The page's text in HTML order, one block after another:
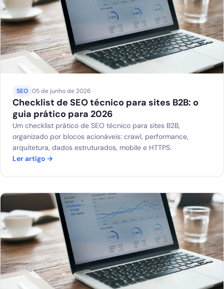
SEO 05 de junho de 2026
Checklist de SEO técnico para sites B2B: o
guia prático para 2026
Um checklist prático de SEO técnico para sites B2B,
organizado por blocos acionáveis: crawl, performance,
arquitetura, dados estruturados, mobile e HTTPS.
Ler artigo →